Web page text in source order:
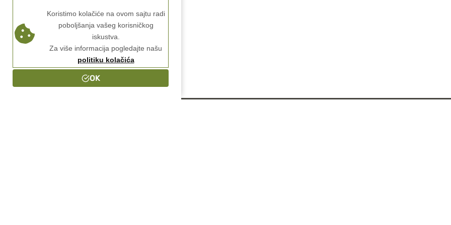
Koristimo kolačiće na ovom sajtu radi
poboljšanja vašeg korisničkog
iskustva.
Za više informacija pogledajte našu
politiku kolačića
OK